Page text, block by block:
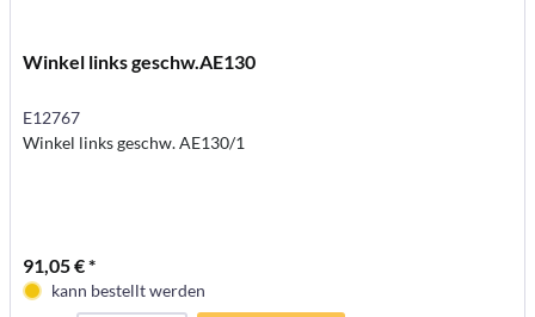
Winkel links geschw.AE130
E12767
Winkel links geschw. AE130/1
91,05 € *
kann bestellt werden